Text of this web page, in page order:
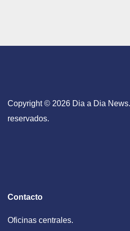
Copyright © 2026 Dia a Dia
reservados.
Contacto
Oficinas centrales.